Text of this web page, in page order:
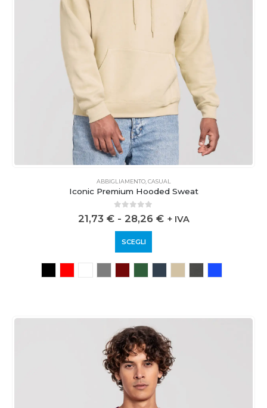
ABBIGLIAMENTO, CASUAL
Iconic Premium Hooded Sweat
out of 5
21,73 € - 28,26 € + IVA
SCEGLI